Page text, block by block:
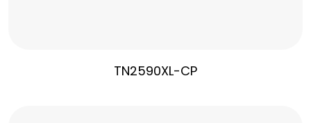
TN2590XL-CP